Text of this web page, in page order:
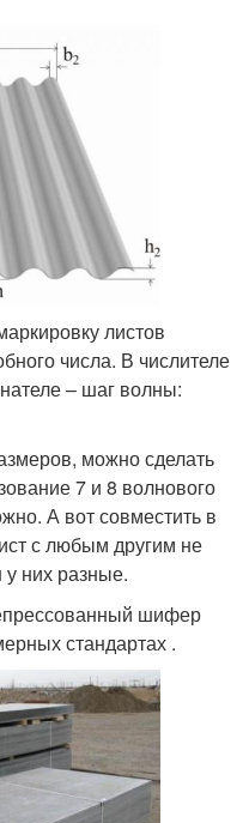
листов
числа. В числителе
– шаг волны:
можно сделать
7 и 8 волнового
А вот совместить в
с любым другим не
них разные.
шифер
стандартах .